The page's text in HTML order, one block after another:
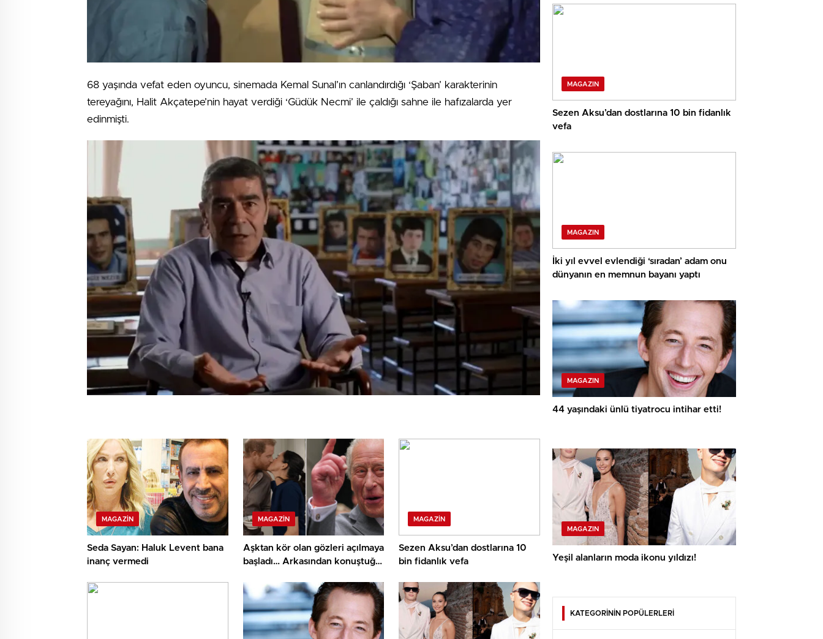
68 yaşında vefat eden oyuncu, sinemada Kemal Sunal’ın canlandırdığı ‘Şaban’ karakterinin
tereyağını, Halit Akçatepe’nin hayat verdiği ‘Güdük Necmi’ ile çaldığı sahne ile hafızalarda yer
edinmişti.
MAGAZIN
Seda Sayan: Haluk Levent bana
inanç vermedi
MAGAZIN
Aşktan kör olan gözleri açılmaya
başladı… Arkasından konuştuğu
muhtaç kaldı: Bizi tekrar
meskenine al!
MAGAZIN
Sezen Aksu’dan dostlarına 10
bin fidanlık vefa
meskenine al!
MAGAZIN
Sezen Aksu’dan dostlarına 10 bin fidanlık
vefa
MAGAZIN
İki yıl evvel evlendiği ‘sıradan’ adam onu
dünyanın en memnun bayanı yaptı
MAGAZIN
44 yaşındaki ünlü tiyatrocu intihar etti!
MAGAZIN
Yeşil alanların moda ikonu yıldızı!
KATEGORİNİN POPÜLERLERİ